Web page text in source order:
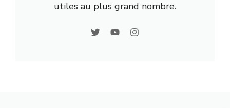
utiles au plus grand nombre.